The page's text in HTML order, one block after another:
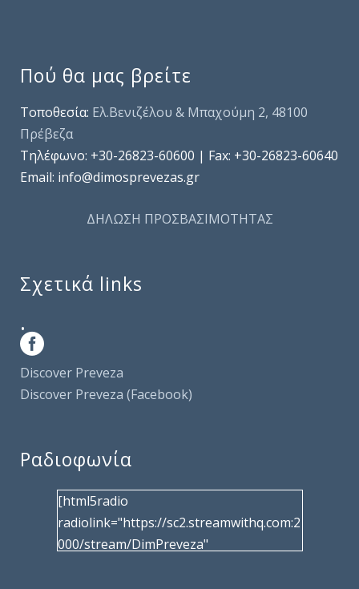
Πού θα μας βρείτε
Τοποθεσία: Ελ.Βενιζέλου & Μπαχούμη 2, 48100
Πρέβεζα
Τηλέφωνo: +30-26823-60600 | Fax: +30-26823-60640
Email: info@dimosprevezas.gr
ΔΗΛΩΣΗ ΠΡΟΣΒΑΣΙΜΟΤΗΤΑΣ
Σχετικά links
.
Discover Preveza
Discover Preveza (Facebook)
Ραδιοφωνία
[html5radio
radiolink="https://sc2.streamwithq.com:2
000/stream/DimPreveza"